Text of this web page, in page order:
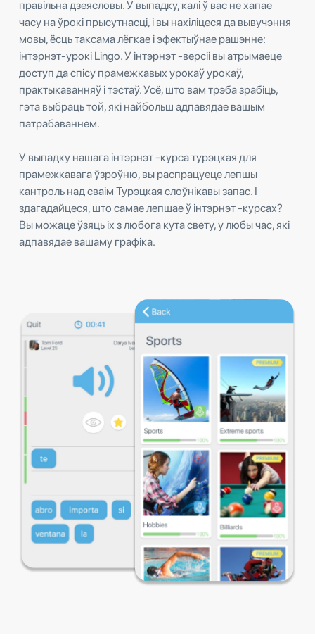
правільна дзеясловы. У выпадку, калі ў вас не хапае
часу на ўрокі прысутнасці, і вы нахіліцеся да вывучэння
мовы, ёсць таксама лёгкае і эфектыўнае рашэнне:
інтэрнэт-урокі Lingo. У інтэрнэт -версіі вы атрымаеце
доступ да спісу прамежкавых урокаў урокаў,
практыкаванняў і тэстаў. Усё, што вам трэба зрабіць,
гэта выбраць той, які найбольш адпавядае вашым
патрабаваннем.
У выпадку нашага інтэрнэт -курса турэцкая для
прамежкавага ўзроўню, вы распрацуеце лепшы
кантроль над сваім Турэцкая слоўнікавы запас. І
здагадайцеся, што самае лепшае ў інтэрнэт -курсах?
Вы можаце ўзяць іх з любога кута свету, у любы час, які
адпавядае вашаму графіка.